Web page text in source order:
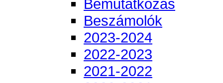
Bemutatkozás
Beszámolók
2023-2024
2022-2023
2021-2022